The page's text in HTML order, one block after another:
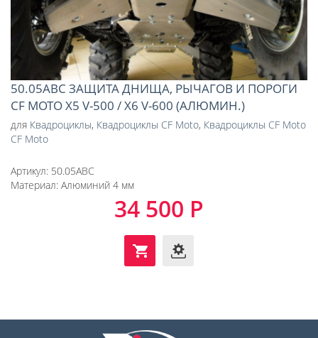
50.05ABC ЗАЩИТА ДНИЩА, РЫЧАГОВ И ПОРОГИ
CF MOTO X5 V-500 / X6 V-600 (АЛЮМИН.)
для Квадроциклы, Квадроциклы CF Moto, Квадроциклы CF Moto
CF Moto
Артикул: 50.05ABC
Материал: Алюминий 4 мм
34 500 Р